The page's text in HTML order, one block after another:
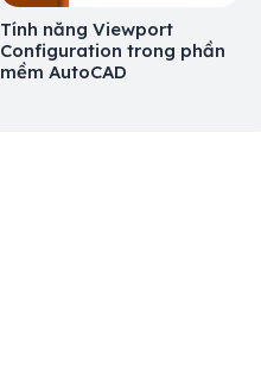
Tính năng Viewport
Configuration trong phần
mềm AutoCAD